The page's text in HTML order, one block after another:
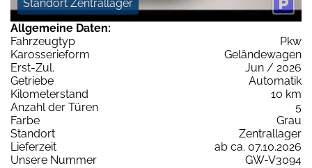
Standort Zentrallager
Allgemeine Daten:
Fahrzeugtyp
Pkw
Karosserieform
Geländewagen
Erst-Zul.
Jun / 2026
Getriebe
Automatik
Kilometerstand
10 km
Anzahl der Türen
5
Farbe
Grau
Standort
Zentrallager
Lieferzeit
ab ca. 07.10.2026
Unsere Nummer
GW-V3094